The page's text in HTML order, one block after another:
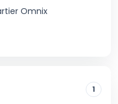
Omnix
1